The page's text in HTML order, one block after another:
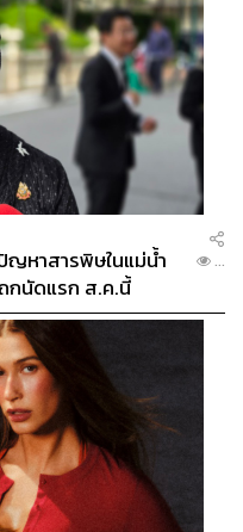
หาสารพิษในแม่น้ำ
กนัดแรก ส.ค.นี้
...